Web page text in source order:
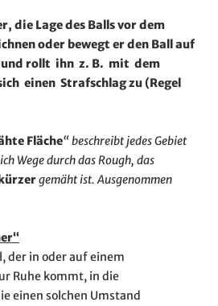
die Lage des Balls vor dem
oder bewegt er den Ball auf
und rollt ihn z. B. mit dem
einen Strafschlag zu (Regel
Fläche“ beschreibt jedes Gebiet
Wege durch das Rough, das
gemäht ist. Ausgenommen
der in oder auf einem
Ruhe kommt, in die
einen solchen Umstand